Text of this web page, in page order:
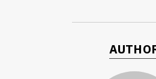
TWEET